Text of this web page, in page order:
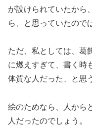
が設けられていたから
ら、と思っていたので
ただ、私としては、葛
に燃えすぎて、書く時
体質な人だった、と思
絵のためなら、人から
人だったのでしょう。